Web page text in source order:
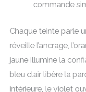
commande
Chaque teinte parle
réveille l’ancrage,
jaune illumine la
bleu clair libère la
intérieure, le violet